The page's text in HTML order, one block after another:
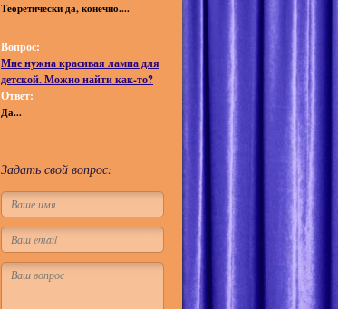
Теоретически да, конечно....
Вопрос:
Мне нужна красивая лампа для
детской. Можно найти как-то?
Ответ:
Да...
Задать свой вопрос: